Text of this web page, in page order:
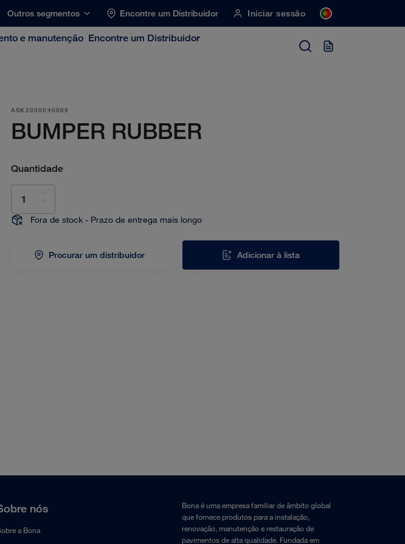
Outros segmentos Encontre um Distribuidor Iniciar sessão
e manutenção Encontre um Distribuidor
ASK2000040069
BUMPER RUBBER
Quantidade
Fora de stock - Prazo de entrega mais longo
Procurar um distribuidor Adicionar à lista
nós
a Bona
Bona é uma empresa familiar de âmbito global
que fornece produtos para a instalação,
renovação, manutenção e restauração de
pavimentos de alta qualidade. Fundada em